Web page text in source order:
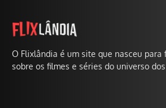
O Flixlândia é um site que nasceu para
sobre os filmes e séries do universo